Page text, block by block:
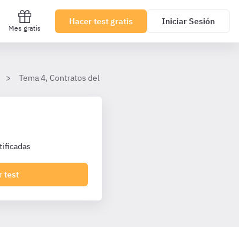
Mes gratis
Hacer test gratis Iniciar Sesión
Tema 4, Contratos del sector público
test